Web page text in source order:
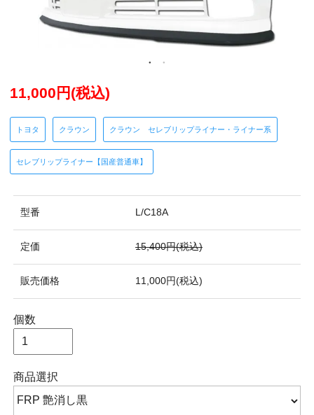
11,000円(税込)
トヨタ クラウン クラウン セレブリップライナー・ライナー系
セレブリップライナー【国産普通車】
型番 L/C18A
定価 15,400円(税込)
販売価格 11,000円(税込)
個数
商品選択